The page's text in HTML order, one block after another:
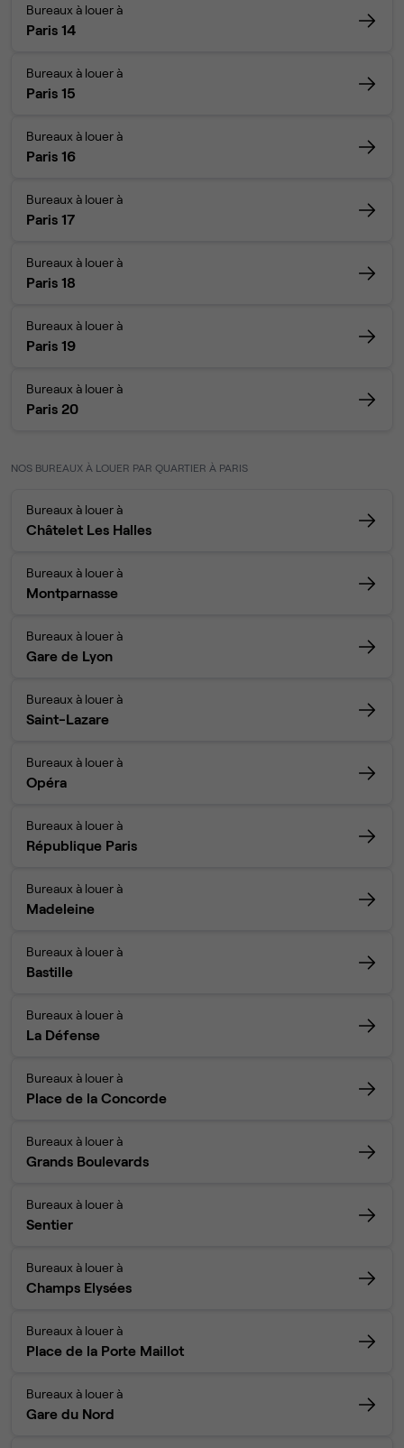
Bureaux à louer à
Paris 14
Bureaux à louer à
Paris 15
Bureaux à louer à
Paris 16
Bureaux à louer à
Paris 17
Bureaux à louer à
Paris 18
Bureaux à louer à
Paris 19
Bureaux à louer à
Paris 20
NOS BUREAUX À LOUER PAR QUARTIER À PARIS
Bureaux à louer à
Châtelet Les Halles
Bureaux à louer à
Montparnasse
Bureaux à louer à
Gare de Lyon
Bureaux à louer à
Saint-Lazare
Bureaux à louer à
Opéra
Bureaux à louer à
République Paris
Bureaux à louer à
Madeleine
Bureaux à louer à
Bastille
Bureaux à louer à
La Défense
Bureaux à louer à
Place de la Concorde
Bureaux à louer à
Grands Boulevards
Bureaux à louer à
Sentier
Bureaux à louer à
Champs Elysées
Bureaux à louer à
Place de la Porte Maillot
Bureaux à louer à
Gare du Nord